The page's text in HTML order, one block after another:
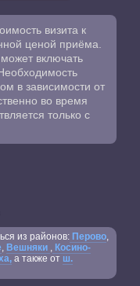
визита к
ценой приёма.
включать
в зависимости от
во время
только с
из районов: Перово
Вешняки
Косино-
а также от ш.